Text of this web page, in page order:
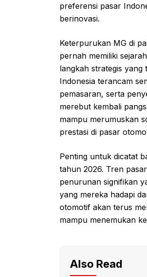
preferensi pasar
berinovasi.
Keterpurukan MG di
pernah memiliki
langkah strategis yang
Indonesia terancam
pemasaran, serta
merebut kembali
mampu merumuskan
prestasi di pasar
Penting untuk dicatat
tahun 2026. Tren
penurunan signifikan
yang mereka hadapi
otomotif akan terus
mampu menemukan
Also Read